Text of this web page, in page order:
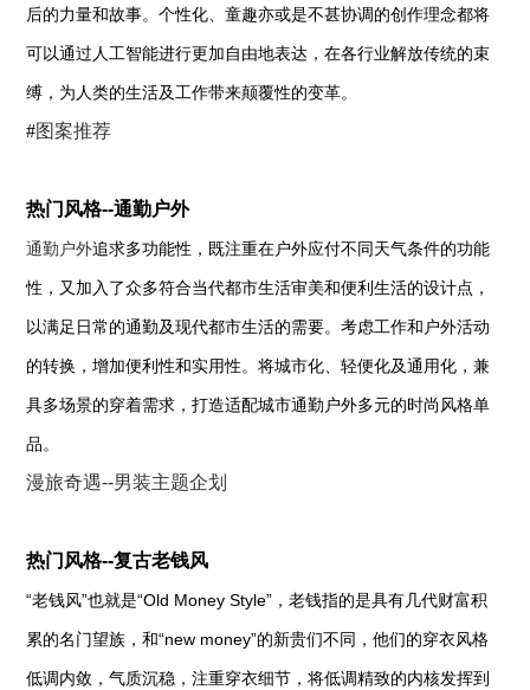
后的力量和故事。个性化、童趣亦或是不甚协调的创作理念都将
可以通过人工智能进行更加自由地表达，在各行业解放传统的束
缚，为人类的生活及工作带来颠覆性的变革。
#图案推荐
热门风格--通勤户外
通勤户外追求多功能性，既注重在户外应付不同天气条件的功能
性，又加入了众多符合当代都市生活审美和便利生活的设计点，
以满足日常的通勤及现代都市生活的需要。考虑工作和户外活动
的转换，增加便利性和实用性。将城市化、轻便化及通用化，兼
具多场景的穿着需求，打造适配城市通勤户外多元的时尚风格单
品。
漫旅奇遇--男装主题企划
热门风格--复古老钱风
“老钱风”也就是“Old Money Style”，老钱指的是具有几代财富积
累的名门望族，和“new money”的新贵们不同，他们的穿衣风格
低调内敛，气质沉稳，注重穿衣细节，将低调精致的内核发挥到